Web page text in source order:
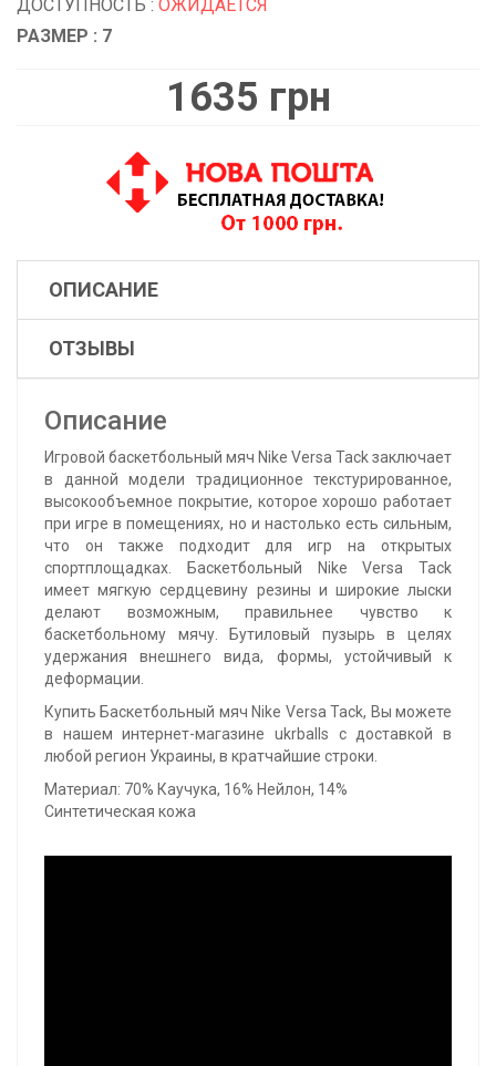
ДОСТУПНОСТЬ : ОЖИДАЕТСЯ
РАЗМЕР : 7
1635 грн
ОПИСАНИЕ
ОТЗЫВЫ
Описание
Игровой баскетбольный мяч Nike Versa Tack заключает
в данной модели традиционное текстурированное,
высокообъемное покрытие, которое хорошо работает
при игре в помещениях, но и настолько есть сильным,
что он также подходит для игр на открытых
спортплощадках. Баскетбольный Nike Versa Tack
имеет мягкую сердцевину резины и широкие лыски
делают возможным, правильнее чувство к
баскетбольному мячу. Бутиловый пузырь в целях
удержания внешнего вида, формы, устойчивый к
деформации.
Купить Баскетбольный мяч Nike Versa Tack, Вы можете
в нашем интернет-магазине ukrballs с доставкой в
любой регион Украины, в кратчайшие строки.
Материал: 70% Каучука, 16% Нейлон, 14%
Синтетическая кожа